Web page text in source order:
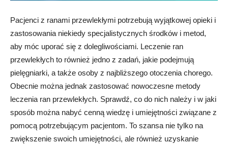
Pacjenci z ranami przewlekłymi potrzebują wyjątkowej opieki i
zastosowania niekiedy specjalistycznych środków i metod,
aby móc uporać się z dolegliwościami. Leczenie ran
przewlekłych to również jedno z zadań, jakie podejmują
pielęgniarki, a także osoby z najbliższego otoczenia chorego.
Obecnie można jednak zastosować nowoczesne metody
leczenia ran przewlekłych. Sprawdź, co do nich należy i w jaki
sposób można nabyć cenną wiedzę i umiejętności związane z
pomocą potrzebującym pacjentom. To szansa nie tylko na
zwiększenie swoich umiejętności, ale również uzyskanie